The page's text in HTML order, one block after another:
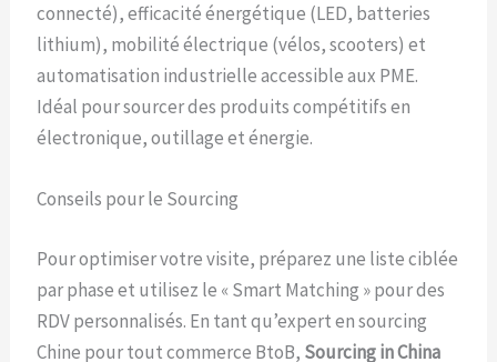
connecté), efficacité énergétique (LED, batteries
lithium), mobilité électrique (vélos, scooters) et
automatisation industrielle accessible aux PME.
Idéal pour sourcer des produits compétitifs en
électronique, outillage et énergie.
Conseils pour le Sourcing
Pour optimiser votre visite, préparez une liste ciblée
par phase et utilisez le « Smart Matching » pour des
RDV personnalisés. En tant qu’expert en sourcing
Chine pour tout commerce BtoB, Sourcing in China